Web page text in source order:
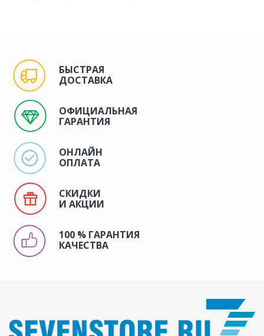
БЫСТРАЯ
ДОСТАВКА
ОФИЦИАЛЬНАЯ
ГАРАНТИЯ
ОНЛАЙН
ОПЛАТА
СКИДКИ
И АКЦИИ
100 % ГАРАНТИЯ
КАЧЕСТВА